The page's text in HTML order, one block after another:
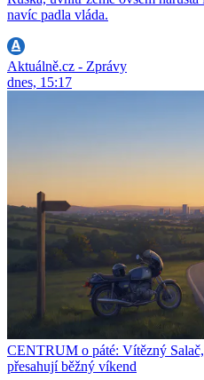
navíc padla vláda.
Aktuálně.cz - Zprávy
dnes, 15:17
CENTRUM o páté: Vítězný
přesahují běžný víkend